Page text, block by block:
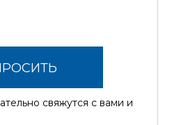
свяжутся с вами и